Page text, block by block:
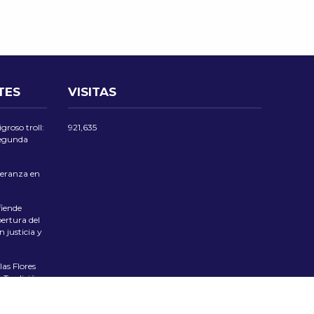
troll:
en
del
justicia y
Flores
Tradición
VISITAS
921,635